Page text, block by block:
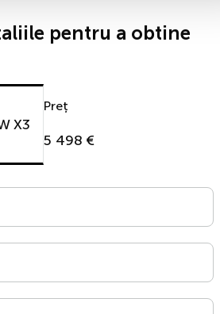
pentru a obtine
X3
Preț
5 498 €